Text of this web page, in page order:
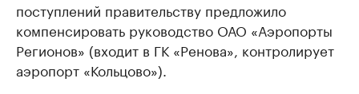
поступлений правительству предложило
компенсировать руководство ОАО «Аэропорты
Регионов» (входит в ГК «Ренова», контролирует
аэропорт «Кольцово»).